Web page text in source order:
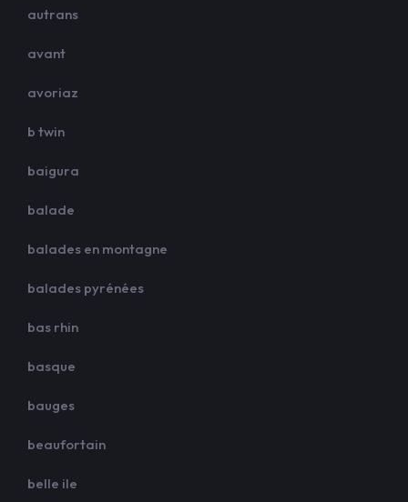
autrans
avant
avoriaz
b twin
baigura
balade
balades en montagne
balades pyrénées
bas rhin
basque
bauges
beaufortain
belle ile